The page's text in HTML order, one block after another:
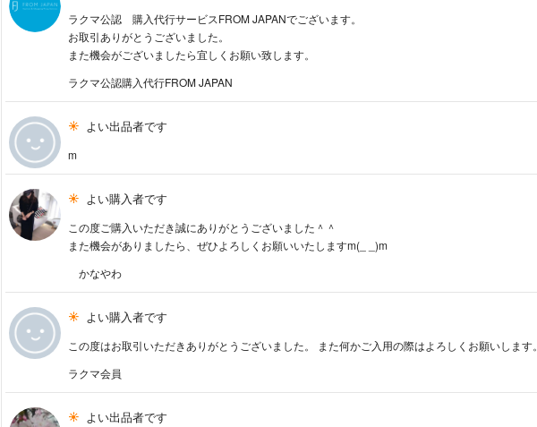
ラクマ公認 購入代行サービスFROM JAPANでございます。
お取引ありがとうございました。
また機会がございましたら宜しくお願い致します。
ラクマ公認購入代行FROM JAPAN
よい出品者です
m
よい購入者です
この度ご購入いただき誠にありがとうございました＾＾
また機会がありましたら、ぜひよろしくお願いいたしますm(_ _)m
かなやわ
よい購入者です
この度はお取引いただきありがとうございました。 また何かご入用の際はよろしくお願いします。
ラクマ会員
よい出品者です